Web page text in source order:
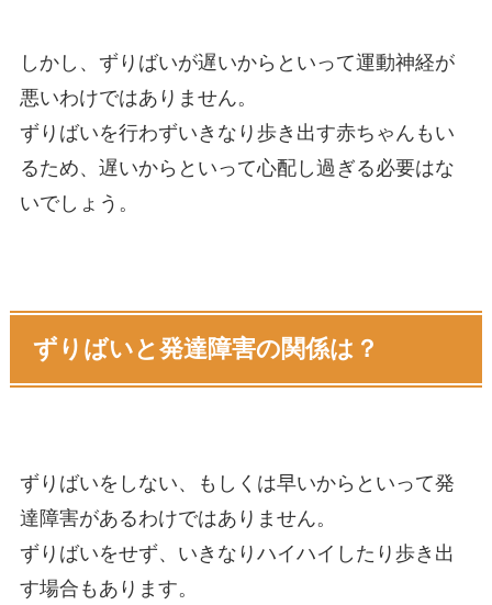
しかし、ずりばいが遅いからといって運動神経が
悪いわけではありません。
ずりばいを行わずいきなり歩き出す赤ちゃんもい
るため、遅いからといって心配し過ぎる必要はな
いでしょう。
ずりばいと発達障害の関係は？
ずりばいをしない、もしくは早いからといって発
達障害があるわけではありません。
ずりばいをせず、いきなりハイハイしたり歩き出
す場合もあります。